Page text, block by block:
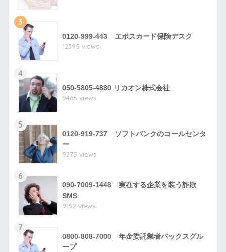
3
0120-999-443 エポスカード保険デスク
12395 views
4
050-5805-4880 リカオン株式会社
9465 views
5
0120-919-737 ソフトバンクのコールセンタ
ー
9275 views
6
090-7009-1448 実在する企業を装う詐欺
SMS
9192 views
7
0800-808-7000 年金委託業者バックスグル
ープ